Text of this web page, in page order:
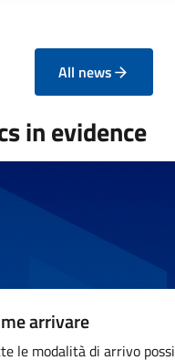
All news
in evidence
arrivare
le modalità di arrivo